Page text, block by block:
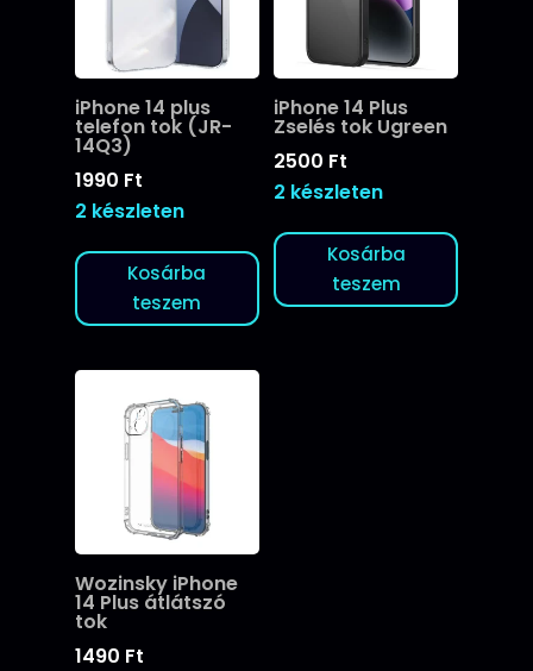
iPhone 14 plus
telefon tok (JR-
14Q3)
1990 Ft
2 készleten
Kosárba
teszem
iPhone 14 Plus
Zselés tok Ugreen
2500 Ft
2 készleten
Kosárba
teszem
Wozinsky iPhone
14 Plus átlátszó
tok
1490 Ft